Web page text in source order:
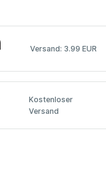
Versand: 3.99 EUR
Kostenloser
Versand